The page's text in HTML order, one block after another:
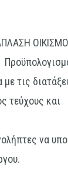
τις
τεύχους και
να